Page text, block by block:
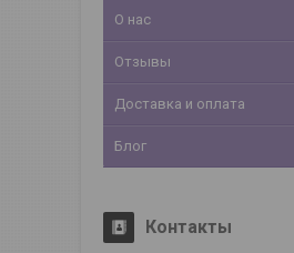
О нас
Отзывы
Доставка и оплата
Блог
Контакты